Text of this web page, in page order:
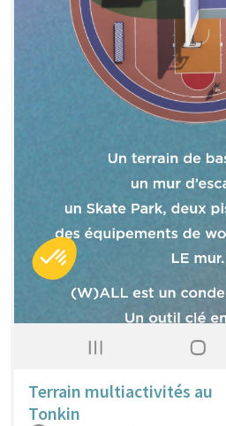
Terrain multiactivités au
Tonkin